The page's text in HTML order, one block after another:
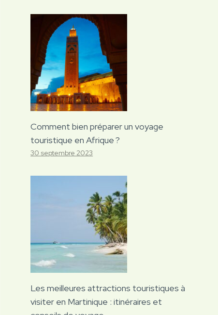
Comment bien préparer un voyage
touristique en Afrique ?
30 septembre 2023
Les meilleures attractions touristiques à
visiter en Martinique : itinéraires et